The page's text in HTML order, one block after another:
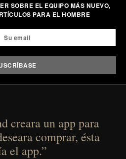
SOBRE EL EQUIPO MÁS NUEVO,
PARA EL HOMBRE
creara un app para
comprar, ésta
el app.”